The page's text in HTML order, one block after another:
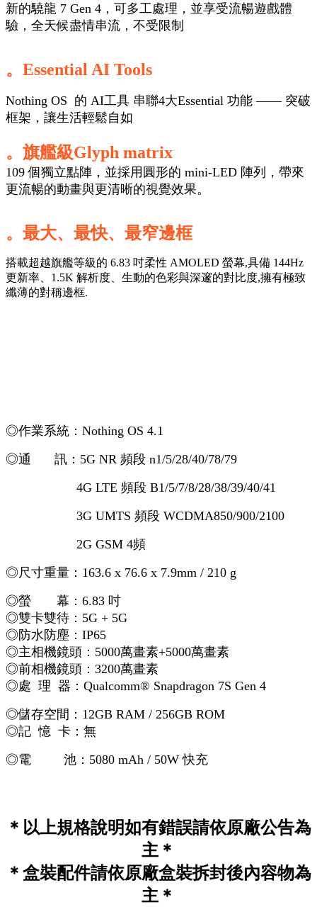
新的驍龍 7 Gen 4，可多工處理，並享受流暢遊戲體
驗，全天候盡情串流，不受限制
。Essential AI Tools
Nothing OS 的 AI工具 串聯4大Essential 功能 —— 突破
框架，讓生活輕鬆自如
。旗艦級Glyph matrix
109 個獨立點陣，並採用圓形的 mini-LED 陣列，帶來
更流暢的動畫與更清晰的視覺效果。
。最大、最快、最窄邊框
搭載超越旗艦等級的 6.83 吋柔性 AMOLED 螢幕,具備 144Hz
更新率、1.5K 解析度、生動的色彩與深邃的對比度,擁有極致
纖薄的對稱邊框.
◎作業系統：Nothing OS 4.1
◎通 訊：5G NR 頻段 n1/5/28/40/78/79
4G LTE 頻段 B1/5/7/8/28/38/39/40/41
3G UMTS 頻段 WCDMA850/900/2100
2G GSM 4頻
◎尺寸重量： 163.6 x 76.6 x 7.9mm / 210 g
◎螢 幕：6.83 吋
◎雙卡雙待：5G + 5G
◎防水防塵：IP65
◎主相機鏡頭：5000萬畫素+5000萬畫素
◎前相機鏡頭：3200萬畫素
◎處 理 器：Qualcomm® Snapdragon 7S Gen 4
◎儲存空間： 12GB RAM / 256GB ROM
◎記 憶 卡：無
◎電 池：5080 mAh / 50W 快充
＊以上規格說明如有錯誤請依原廠公告為
主＊
＊盒裝配件請依原廠盒裝拆封後內容物為
主＊